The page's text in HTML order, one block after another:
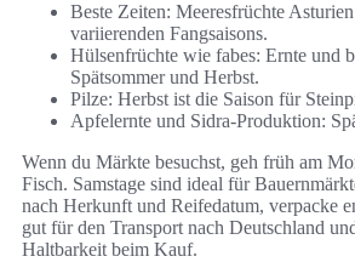
Beste Zeiten: Meeresfrüchte
variierenden Fangsaisons.
Hülsenfrüchte wie fabes: Ernte und
Spätsommer und Herbst.
Pilze: Herbst ist die Saison für
Apfelernte und Sidra-Produktion:
Wenn du Märkte besuchst, geh früh am
Fisch. Samstage sind ideal für
nach Herkunft und Reifedatum, verpacke
gut für den Transport nach Deutschland
Haltbarkeit beim Kauf.